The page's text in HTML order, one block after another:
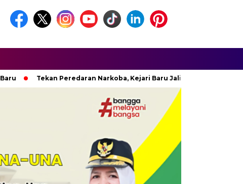
Tekan Peredaran Narkoba, Kejari Baru Jalin Koordinasi Dengan